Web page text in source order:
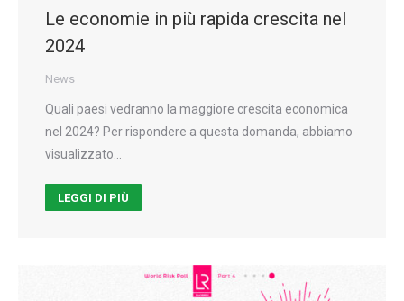
Le economie in più rapida crescita nel
2024
News
Quali paesi vedranno la maggiore crescita economica
nel 2024? Per rispondere a questa domanda, abbiamo
visualizzato…
LEGGI DI PIÙ